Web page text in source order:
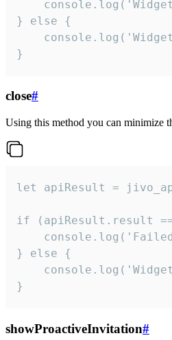
} else {
}
close#
Using this method you can minimize
let apiResult =
if (apiResult.result
} else {
}
showProactiveInvitation#